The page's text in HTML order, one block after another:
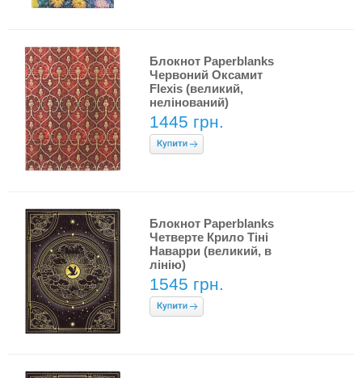
Блокнот Paperblanks
Червоний Оксамит
Flexis (великий,
нелінований)
1445 грн.
Блокнот Paperblanks
Четверте Крило Тіні
Наварри (великий, в
лінію)
1545 грн.